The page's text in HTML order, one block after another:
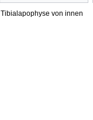
Tibialapophyse von innen